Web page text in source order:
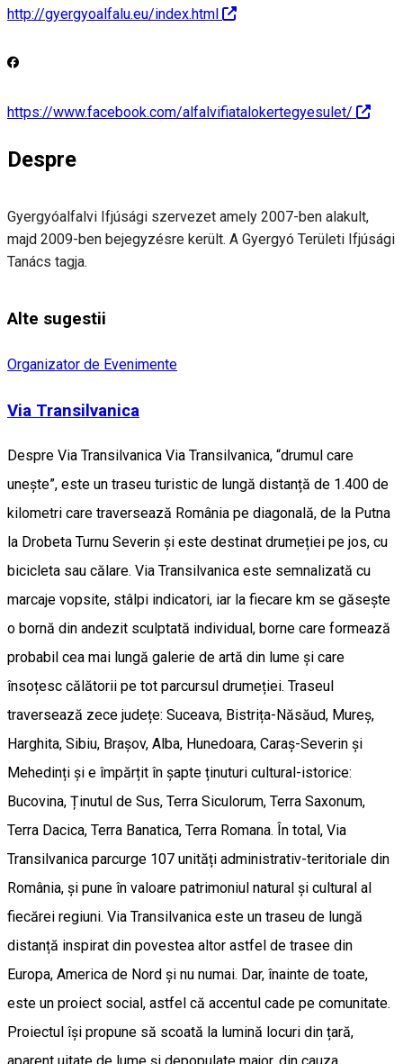
http://gyergyoalfalu.eu/index.html
https://www.facebook.com/alfalvifiatalokertegyesulet/
Despre
Gyergyóalfalvi Ifjúsági szervezet amely 2007-ben alakult,
majd 2009-ben bejegyzésre került. A Gyergyó Területi Ifjúsági
Tanács tagja.
Alte sugestii
Organizator de Evenimente
Via Transilvanica
Despre Via Transilvanica Via Transilvanica, “drumul care
unește”, este un traseu turistic de lungă distanță de 1.400 de
kilometri care traversează România pe diagonală, de la Putna
la Drobeta Turnu Severin și este destinat drumeției pe jos, cu
bicicleta sau călare. Via Transilvanica este semnalizată cu
marcaje vopsite, stâlpi indicatori, iar la fiecare km se găsește
o bornă din andezit sculptată individual, borne care formează
probabil cea mai lungă galerie de artă din lume și care
însoțesc călătorii pe tot parcursul drumeției. Traseul
traversează zece județe: Suceava, Bistrița-Năsăud, Mureș,
Harghita, Sibiu, Brașov, Alba, Hunedoara, Caraș-Severin și
Mehedinți și e împărțit în șapte ținuturi cultural-istorice:
Bucovina, Ținutul de Sus, Terra Siculorum, Terra Saxonum,
Terra Dacica, Terra Banatica, Terra Romana. În total, Via
Transilvanica parcurge 107 unități administrativ-teritoriale din
România, și pune în valoare patrimoniul natural și cultural al
fiecărei regiuni. Via Transilvanica este un traseu de lungă
distanță inspirat din povestea altor astfel de trasee din
Europa, America de Nord și nu numai. Dar, înainte de toate,
este un proiect social, astfel că accentul cade pe comunitate.
Proiectul își propune să scoată la lumină locuri din țară,